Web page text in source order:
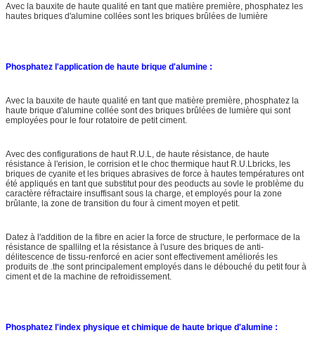
Avec la bauxite de haute qualité en tant que matière première, phosphatez les
hautes briques d'alumine collées sont les briques brûlées de lumière
Phosphatez l'application de haute brique d'alumine :
Avec la bauxite de haute qualité en tant que matière première, phosphatez la
haute brique d'alumine collée sont des briques brûlées de lumière qui sont
employées pour le four rotatoire de petit ciment.
Avec des configurations de haut R.U.L, de haute résistance, de haute
résistance à l'erision, le corrision et le choc thermique haut R.U.Lbricks, les
briques de cyanite et les briques abrasives de force à hautes températures ont
été appliqués en tant que substitut pour des peoducts au sovle le problème du
caractère réfractaire insuffisant sous la charge, et employés pour la zone
brûlante, la zone de transition du four à ciment moyen et petit.
Datez à l'addition de la fibre en acier la force de structure, le performace de la
résistance de spallilng et la résistance à l'usure des briques de anti-
délitescence de tissu-renforcé en acier sont effectivement améliorés les
produits de .the sont principalement employés dans le débouché du petit four à
ciment et de la machine de refroidissement.
Phosphatez l'index physique et chimique de haute brique d'alumine :